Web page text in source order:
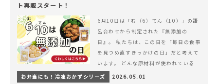
ト再販スタート！
6月10日は「む（6）てん（10）」の語
呂合わせから制定された『無添加の
日』。 私たちは、この日を「毎日の食事
を見つめ直すきっかけの日」だと考えて
います。 どんな原材料が使われているの
か。 どのようにつくられているのか。&
お弁当にも！冷凍おかずシリーズ 2026.05.01